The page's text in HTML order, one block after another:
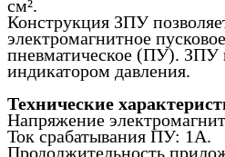
см².
Конструкция ЗПУ
электромагнитное
пневматическое (ПУ). ЗПУ
индикатором давления.
Технические
Напряжение
Ток срабатывания ПУ: 1А.
Продолжительность